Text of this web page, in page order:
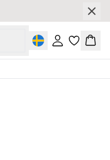
Logga inKorg